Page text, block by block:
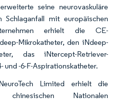
seine neurovaskuläre
Schlaganfall mit europäischen
erhielt die CE-
Mikrokatheter, den iNdeep-
das iNtercept-Retriever-
und -6-F-Aspirationskatheter.
Limited erhielt die
Nationalen